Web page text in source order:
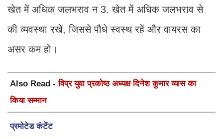
खेत में अधिक जलभराव न 3. खेत में अधिक जलभराव से
की व्यवस्था रखें, जिससे पौधे स्वस्थ रहें और वायरस का
असर कम हो।
Also Read -विप्र युवा प्रकोष्ठ अध्यक्ष दिनेश कुमार व्यास का
किया सम्मान